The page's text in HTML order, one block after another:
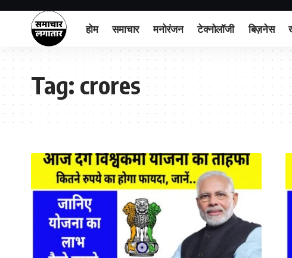
होम समाचार मनोरंजन टेक्नोलॉजी बिज़नेस
Tag:crores